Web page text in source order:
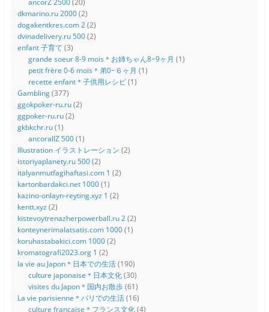
ancorZ 2500(20)
dkmarino.ru 2000(2)
dogakentkres.com 2(2)
dvinadelivery.ru 500(2)
enfant 子育て (3)
grande soeur 8-9 mois＊お姉ちゃん8−9ヶ月 (1)
petit frère 0-6 mois＊弟0−６ヶ月 (1)
recette enfant＊子供用レシピ(1)
Gambling(377)
ggokpoker-ru.ru(2)
ggpoker-ru.ru(2)
gkbkchr.ru(1)
ancorallZ 500(1)
Illustration イラストレーション (2)
istoriyaplanety.ru 500(2)
italyanmutfagihaftasi.com 1 (2)
kartonbardakci.net 1000(1)
kazino-onlayn-reyting.xyz 1 (2)
kentt.xyz (2)
kistevoytrenazherpowerball.ru 2(2)
konteynerimalatsatis.com 1000(1)
koruhastabakici.com 1000(2)
kromatografi2023.org 1 (2)
la vie au Japon＊日本での生活(190)
culture japonaise＊日本文化(30)
visites du Japon＊国内お散歩(61)
La vie parisienne＊パリでの生活(16)
culture française＊フランス文化(4)